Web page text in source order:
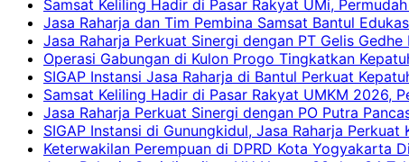
Samsat Keliling Hadir di Pasar Rakyat UMi,
Jasa Raharja dan Tim Pembina Samsat Bantul
Jasa Raharja Perkuat Sinergi dengan PT Gelis
Operasi Gabungan di Kulon Progo Tingkatkan
SIGAP Instansi Jasa Raharja di Bantul Perkuat
Samsat Keliling Hadir di Pasar Rakyat UMKM 2026,
Jasa Raharja Perkuat Sinergi dengan PO Putra
SIGAP Instansi di Gunungkidul, Jasa Raharja
Keterwakilan Perempuan di DPRD Kota Yogyakarta